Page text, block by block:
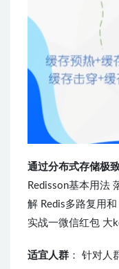
通过分布式存储极
Redisson基本用法
解 Redis多路复用
实战一微信红包 大
适宜人群 ： 针对